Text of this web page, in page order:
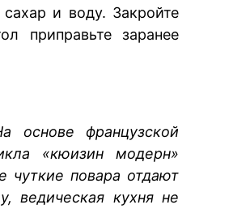
и воду. Закройте
приправьте заранее
основе французской
«кюизин модерн»
чуткие повара отдают
ведическая кухня не